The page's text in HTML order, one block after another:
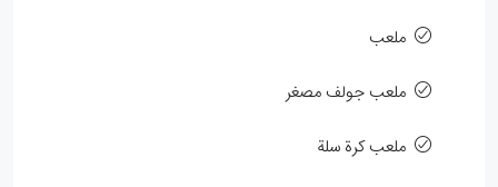
ملعب
ملعب جولف مصغر
ملعب كرة سلة